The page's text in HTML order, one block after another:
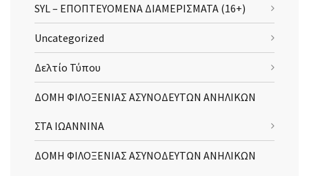
SYL – ΕΠΟΠΤΕΥΟΜΕΝΑ ΔΙΑΜΕΡΙΣΜΑΤΑ (16+)
Uncategorized
Δελτίο Τύπου
ΔΟΜΗ ΦΙΛΟΞΕΝΙΑΣ ΑΣΥΝΟΔΕΥΤΩΝ ΑΝΗΛΙΚΩΝ
ΣΤΑ ΙΩΑΝΝΙΝΑ
ΔΟΜΗ ΦΙΛΟΞΕΝΙΑΣ ΑΣΥΝΟΔΕΥΤΩΝ ΑΝΗΛΙΚΩΝ